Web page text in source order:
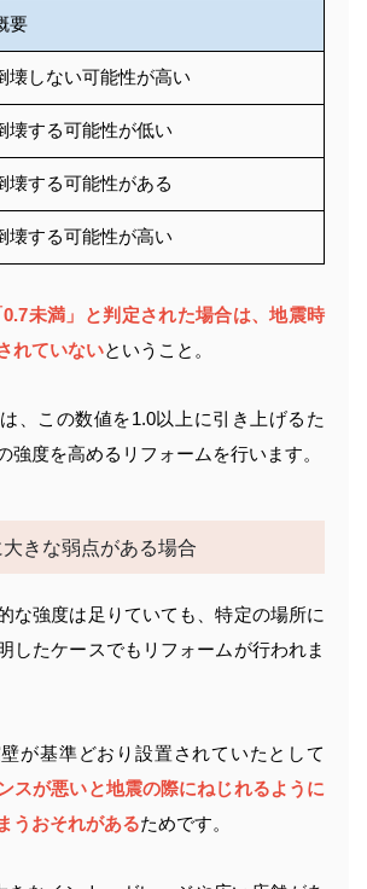
要
壊しない可能性が高い
壊する可能性が低い
壊する可能性がある
壊する可能性が高い
0.7未満」と判定された場合は、地震時
れていないということ。
、この数値を1.0以上に引き上げるた
強度を高めるリフォームを行います。
きな弱点がある場合
な強度は足りていても、特定の場所に
したケースでもリフォームが行われま
が基準どおり設置されていたとして
スが悪いと地震の際にねじれるように
うおそれがあるためです。